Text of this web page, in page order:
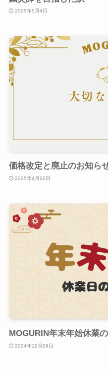
2025年5月4日
価格改定と廃止のお知ら
2025年4月20日
MOGURIN年末年始休業
2024年12月26日